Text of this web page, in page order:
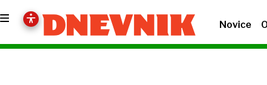
Novice